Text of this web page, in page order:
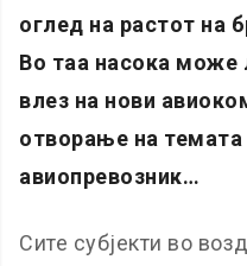
оглед на растот на
Во таа насока може
влез на нови
отворање на темата
авиопревозник…
Сите субјекти во